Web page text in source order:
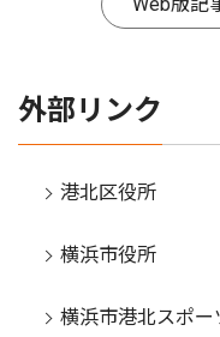
外部リンク
港北区役所
横浜市役所
横浜市港北スポー